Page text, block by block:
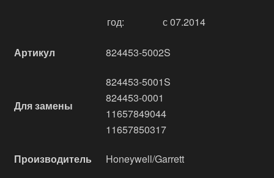
год: с 07.2014
Артикул 824453-5002S
Для замены
824453-5001S
824453-0001
11657849044
11657850317
Производитель Honeywell/Garrett